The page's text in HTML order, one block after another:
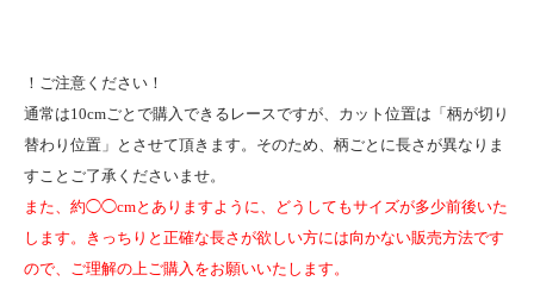
！ご注意ください！
通常は10cmごとで購入できるレースですが、カット位置は「柄が切り
替わり位置」とさせて頂きます。そのため、柄ごとに長さが異なりま
すことご了承くださいませ。
また、約◯◯cmとありますように、どうしてもサイズが多少前後いた
します。きっちりと正確な長さが欲しい方には向かない販売方法です
ので、ご理解の上ご購入をお願いいたします。